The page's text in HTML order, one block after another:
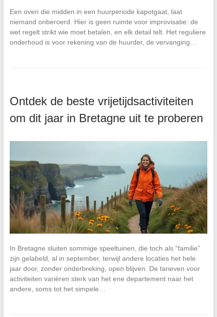
Een oven die midden in een huurperiode kapotgaat, laat
niemand onberoerd. Hier is geen ruimte voor improvisatie: de
wet regelt strikt wie moet betalen, en elk detail telt. Het reguliere
onderhoud is voor rekening van de huurder, de vervanging…
Ontdek de beste vrijetijdsactiviteiten
om dit jaar in Bretagne uit te proberen
In Bretagne sluiten sommige speeltuinen, die toch als “familie”
zijn gelabeld, al in september, terwijl andere locaties het hele
jaar door, zonder onderbreking, open blijven. De tarieven voor
activiteiten variëren sterk van het ene departement naar het
andere, soms tot het simpele…